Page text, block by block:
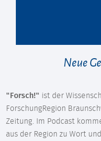
Neue
"Forsch!" ist der
ForschungRegion
Zeitung. Im Podcast
aus der Region zu Wort